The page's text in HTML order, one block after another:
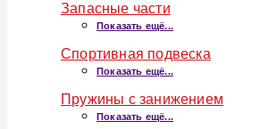
Запасные части
Показать ещё...
Спортивная подвеска
Показать ещё...
Пружины с занижением
Показать ещё...